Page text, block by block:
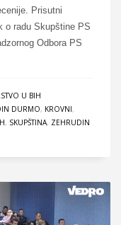
Prisutni
o radu Skupštine PS
Odbora PS
U BIH
DURMO, KROVNI,
, SKUPŠTINA, ZEHRUDIN